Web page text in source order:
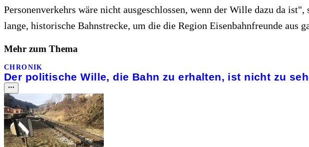
Personenverkehrs wäre nicht ausgeschlossen, wenn der Wille dazu da
lange, historische Bahnstrecke, um die die Region Eisenbahnfreunde
Mehr zum Thema
CHRONIK
Der politische Wille, die Bahn zu erhalten, ist nicht zu